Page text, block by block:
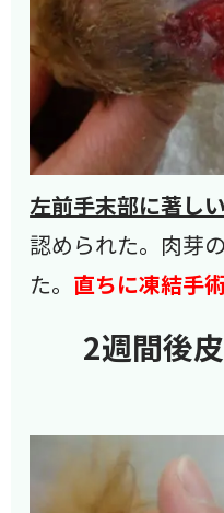
左前手末部に著しい
認められた。肉芽
た。 直ちに凍結手
2週間後